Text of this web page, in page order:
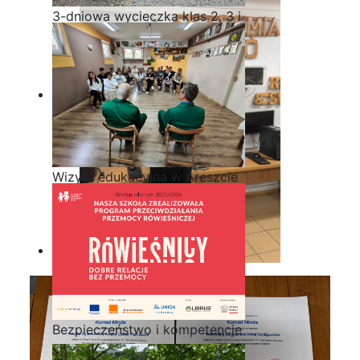
3-dniowa wycieczka klas 2, 3 i
4 technikum w Bieszczady
Wizyta edukacyjna w Areszcie
Śledczym w Radomiu
Bezpieczeństwo i kompetencje
uczniów - nasz priorytet